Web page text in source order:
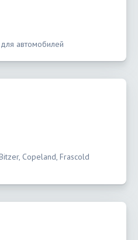
автомобилей
Copeland, Frascold